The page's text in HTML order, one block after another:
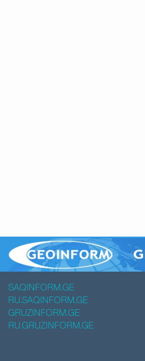
SAQINFORM.GE
RU.SAQINFORM.GE
GRUZINFORM.GE
RU.GRUZINFORM.GE